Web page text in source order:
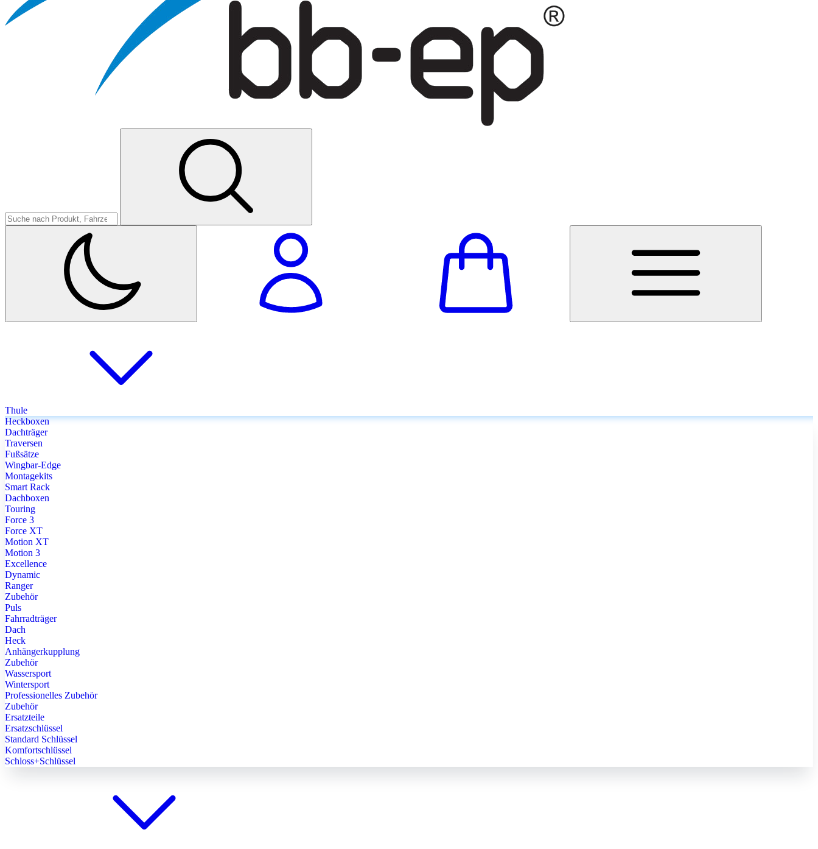
Thule
Heckboxen
Dachträger
Traversen
Fußsätze
Wingbar-Edge
Montagekits
Smart Rack
Dachboxen
Touring
Force 3
Force XT
Motion XT
Motion 3
Excellence
Dynamic
Ranger
Zubehör
Puls
Fahrradträger
Dach
Heck
Anhängerkupplung
Zubehör
Wassersport
Wintersport
Professionelles Zubehör
Zubehör
Ersatzteile
Ersatzschlüssel
Standard Schlüssel
Komfortschlüssel
Schloss+Schlüssel